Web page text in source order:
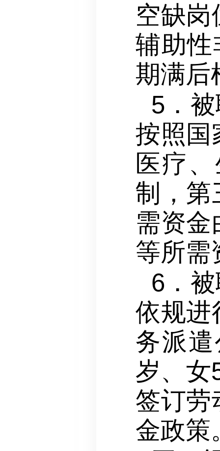
空缺
辅助
期满后
5．
按照国
医疗
制，第
需资金
等所需
6．
依规进
务派
岁、女
签订劳
金政策